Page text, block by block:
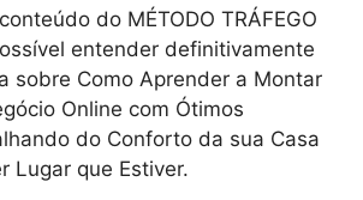
do MÉTODO TRÁFEGO
entender definitivamente
sobre Como Aprender a Montar
Online com Ótimos
do Conforto da sua Casa
Lugar que Estiver.